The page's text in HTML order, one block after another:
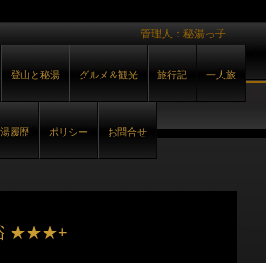
管理人：秘湯っ子
登山と秘湯 グルメ＆観光 旅行記 一人旅
履歴 ポリシー お問合せ
浴 ★★★+